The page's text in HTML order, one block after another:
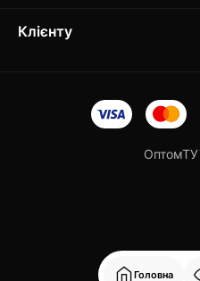
Головна
Клієнту